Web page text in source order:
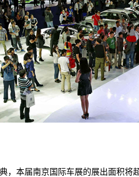
，本届南京国际车展的展出面积将